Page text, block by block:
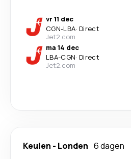
vr 11 dec
CGN-LBA· Direct
Jet2.com
ma 14 dec
LBA-CGN· Direct
Jet2.com
Keulen - Londen 6 dagen